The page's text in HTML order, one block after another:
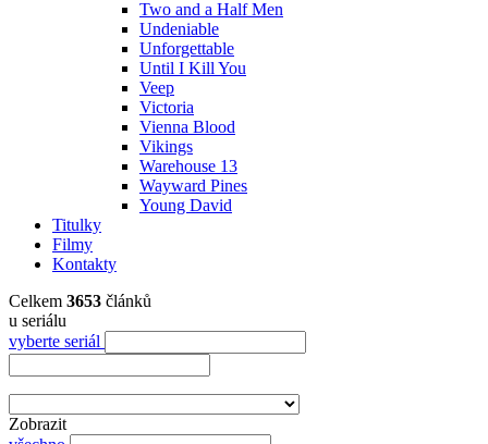
Two and a Half Men
Undeniable
Unforgettable
Until I Kill You
Veep
Victoria
Vienna Blood
Vikings
Warehouse 13
Wayward Pines
Young David
Titulky
Filmy
Kontakty
Celkem 3653 článků
u seriálu
vyberte seriál
Zobrazit